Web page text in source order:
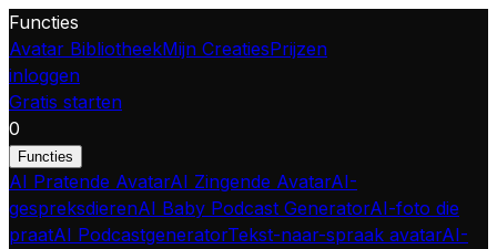
Functies
Avatar BibliotheekMijn CreatiesPrijzen
inloggen
Gratis starten
0
Functies
AI Pratende AvatarAI Zingende AvatarAI-
gespreksdierenAI Baby Podcast GeneratorAI-foto die
praatAI PodcastgeneratorTekst-naar-spraak avatarAI-